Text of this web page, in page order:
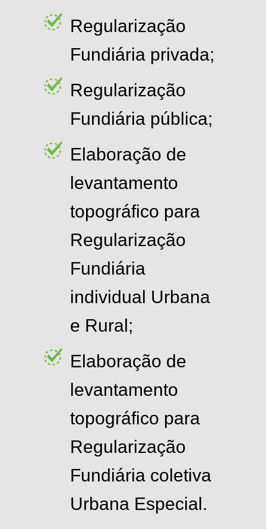
Regularização
Fundiária privada;
Regularização
Fundiária pública;
Elaboração de
levantamento
topográfico para
Regularização
Fundiária
individual Urbana
e Rural;
Elaboração de
levantamento
topográfico para
Regularização
Fundiária coletiva
Urbana Especial.